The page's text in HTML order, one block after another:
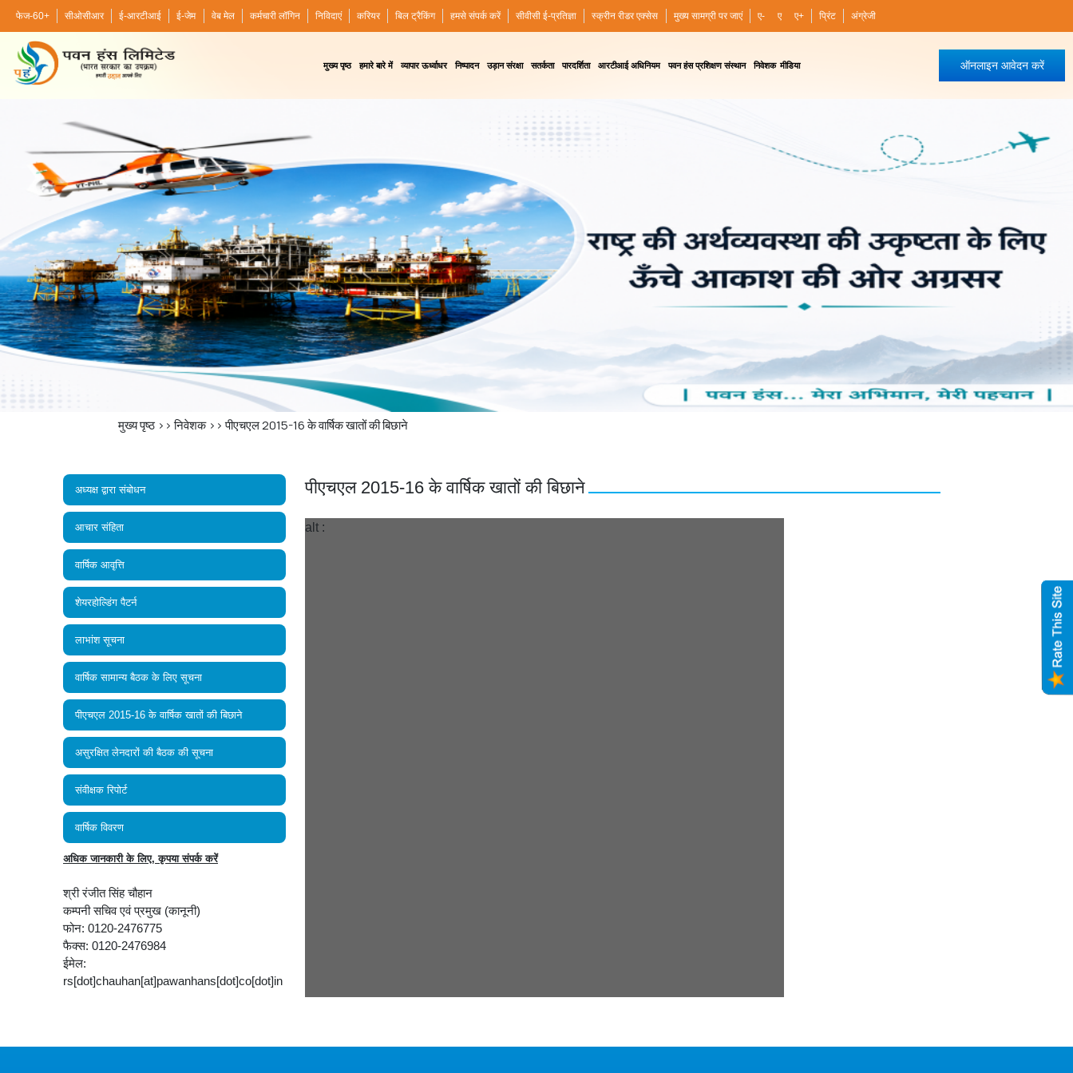
फेज-60+ सीओसीआर ई-आरटीआई ई-जेम वेब मेल कर्मचारी लॉगिन निविदाएं करियर बिल ट्रैकिंग हमसे संपर्क करें सीवीसी ई-प्रतिज्ञा स्क्रीन रीडर एक्सेस मुख्य सामग्री पर जाएं ए- ए ए+ प्रिंट अंग्रेजी
ऑनलाइन आवेदन करें
मुख्य पृष्ठ हमारे बारे में व्यापार ऊर्ध्वाधर निष्पादन उड़ान संरक्षा सतर्कता पारदर्शिता आरटीआई अधिनियम पवन हंस प्रशिक्षण संस्थान निवेशक मीडिया
मुख्य पृष्ठ>>निवेशक>>पीएचएल 2015-16 के वार्षिक खातों की बिछाने
अध्‍यक्ष द्वारा संबोधन
आचार संहिता
वार्षिक आवृत्ति
शेयरहोल्डिंग पैटर्न
लाभांश सूचना
वार्षिक सामान्य बैठक के लिए सूचना
पीएचएल 2015-16 के वार्षिक खातों की बिछाने
असुरक्षित लेनदारों की बैठक की सूचना
संवीक्षक रिपोर्ट
वार्षिक विवरण
अधिक जानकारी के लिए, कृपया संपर्क करें
श्री रंजीत सिंह चौहान
कम्‍पनी सचिव एवं प्रमुख (कानूनी)
फोन: 0120-2476775
फैक्स: 0120-2476984
ईमेल:
rs[dot]chauhan[at]pawanhans[dot]co[dot]in
पीएचएल 2015-16 के वार्षिक खातों की बिछाने
alt :